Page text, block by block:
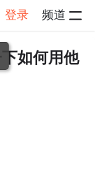
登录 频道
如何用他